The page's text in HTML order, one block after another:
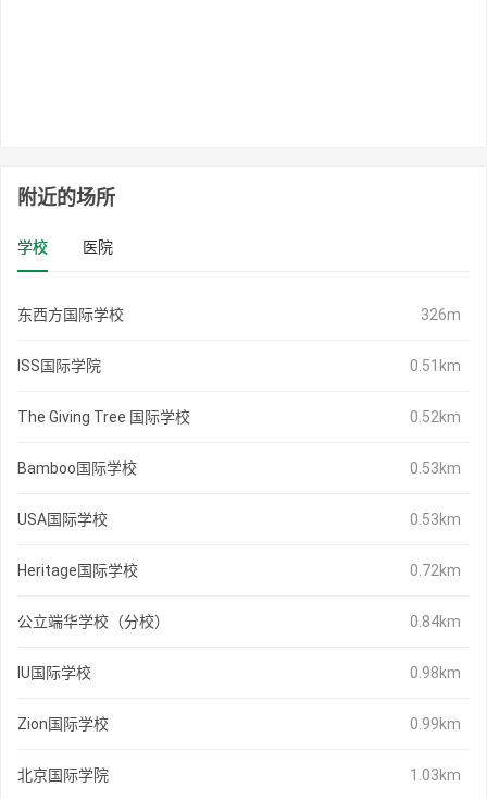
附近的场所
学校 医院
东西方国际学校 326m
ISS国际学院 0.51km
The Giving Tree 国际学校 0.52km
Bamboo国际学校 0.53km
USA国际学校 0.53km
Heritage国际学校 0.72km
公立端华学校（分校） 0.84km
IU国际学校 0.98km
Zion国际学校 0.99km
北京国际学院 1.03km